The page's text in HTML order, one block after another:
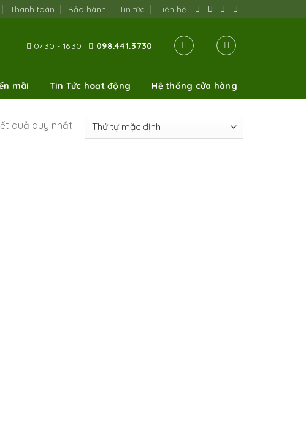
Thanh toán Bảo hành Tin tức Liên hệ
07:30 - 16:30 | 098.441.3730
mãi Tin Tức hoạt động Hệ thống cửa hàng
quả duy nhất